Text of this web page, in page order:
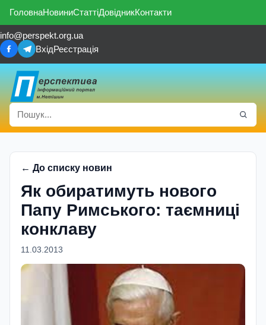
ГоловнаНовиниСтаттіДовідникКонтакти
info@perspekt.org.ua
ВхідРеєстрація
← До списку новин
Як обиратимуть нового
Папу Римського: таємниці
конклаву
11.03.2013